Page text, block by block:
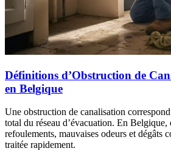
Définitions d’Obstruction de
en Belgique
Une obstruction de canalisation
total du réseau d’évacuation. En Belgique,
refoulements, mauvaises odeurs et dégâts
traitée rapidement.